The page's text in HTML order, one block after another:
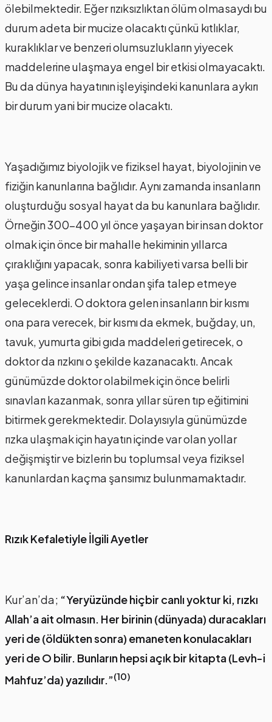
ölebilmektedir. Eğer rızıksızlıktan ölüm olmasaydı bu
durum adeta bir mucize olacaktı çünkü kıtlıklar,
kuraklıklar ve benzeri olumsuzlukların yiyecek
maddelerine ulaşmaya engel bir etkisi olmayacaktı.
Bu da dünya hayatının işleyişindeki kanunlara aykırı
bir durum yani bir mucize olacaktı.
Yaşadığımız biyolojik ve fiziksel hayat, biyolojinin ve
fiziğin kanunlarına bağlıdır. Aynı zamanda insanların
oluşturduğu sosyal hayat da bu kanunlara bağlıdır.
Örneğin 300-400 yıl önce yaşayan bir insan doktor
olmak için önce bir mahalle hekiminin yıllarca
çıraklığını yapacak, sonra kabiliyeti varsa belli bir
yaşa gelince insanlar ondan şifa talep etmeye
geleceklerdi. O doktora gelen insanların bir kısmı
ona para verecek, bir kısmı da ekmek, buğday, un,
tavuk, yumurta gibi gıda maddeleri getirecek, o
doktor da rızkını o şekilde kazanacaktı. Ancak
günümüzde doktor olabilmek için önce belirli
sınavları kazanmak, sonra yıllar süren tıp eğitimini
bitirmek gerekmektedir. Dolayısıyla günümüzde
rızka ulaşmak için hayatın içinde var olan yollar
değişmiştir ve bizlerin bu toplumsal veya fiziksel
kanunlardan kaçma şansımız bulunmamaktadır.
Rızık Kefaletiyle İlgili Ayetler
Kur’an’da; “Yeryüzünde hiçbir canlı yoktur ki, rızkı
Allah’a ait olmasın. Her birinin (dünyada) duracakları
yeri de (öldükten sonra) emaneten konulacakları
yeri de O bilir. Bunların hepsi açık bir kitapta (Levh-i
Mahfuz’da) yazılıdır.”(10)